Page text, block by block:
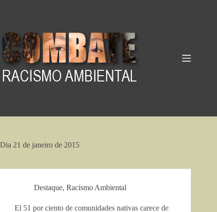
Dia 21 de janeiro de 2015
Destaque, Racismo Ambiental
El 51 por ciento de comunidades nativas carece de